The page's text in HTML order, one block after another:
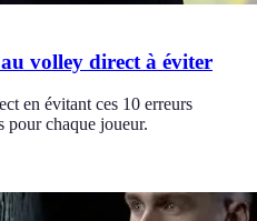
volley direct à éviter
en évitant ces 10 erreurs
pour chaque joueur.